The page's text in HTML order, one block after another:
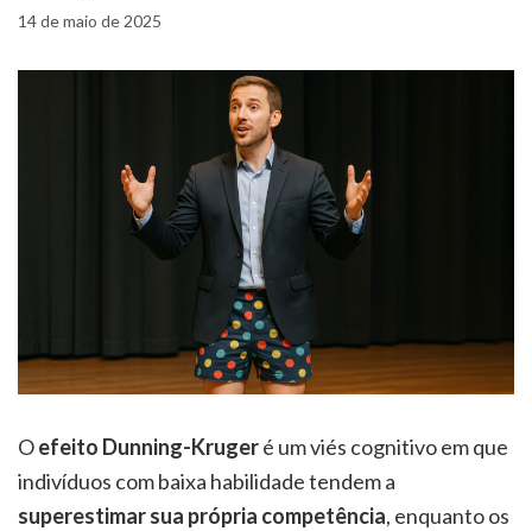
14 de maio de 2025
Oefeito Dunning-Krugeré um viés cognitivo em que
indivíduos com baixa habilidade tendem a
superestimar sua própria competência, enquanto os